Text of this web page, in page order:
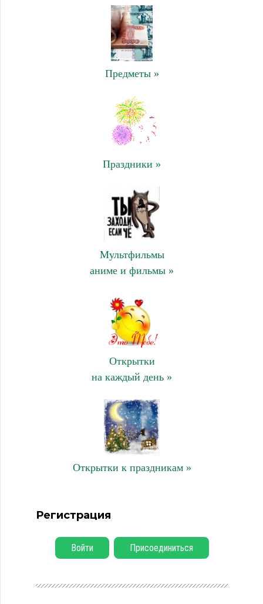
Предметы »
Праздники »
Мультфильмы
аниме и фильмы »
Открытки
на каждый день »
Открытки к праздникам »
Регистрация
Войти Присоединиться